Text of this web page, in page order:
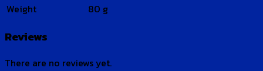
Weight
80 g
Reviews
There are no reviews yet.